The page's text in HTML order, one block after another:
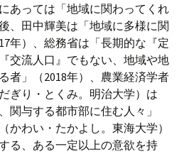
あっては「地域に関わってくれ
、田中輝美は「地域に多様に関
年）、総務省は「長期的な『定
交流人口』でもない、地域や地
者」（2018年）、農業経済学者
ぎり・とくみ。明治大学）は
関与する都市部に住む人々」
かわい・たかよし。東海大学）
る、ある一定以上の意欲を持